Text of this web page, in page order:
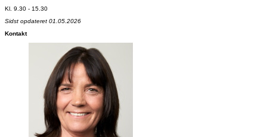
Kl. 9.30 - 15.30
Sidst opdateret 01.05.2026
Kontakt